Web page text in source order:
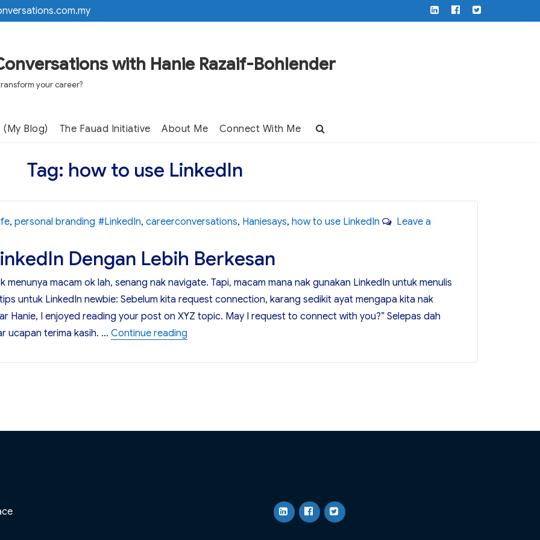
LinkedInFacebook
with Hanie Razaif-Bohlender
your career?
(My Blog) The Fauad Initiative About Me Connect With Me
Tag: how to use LinkedIn
, personal branding Tags
#LinkedIn, careerconversations, Haniesays, how to use LinkedIn
Leave a
Dengan Lebih Berkesan
macam ok lah, senang nak navigate. Tapi, macam mana nak gunakan LinkedIn untuk menulis
untuk LinkedIn newbie: Sebelum kita request connection, karang sedikit ayat mengapa kita nak
Hanie, I enjoyed reading your post on XYZ topic. May I request to connect with you?” Selepas dah
ucapan terima kasih. … Continue reading
LinkedInFacebook
Twitter